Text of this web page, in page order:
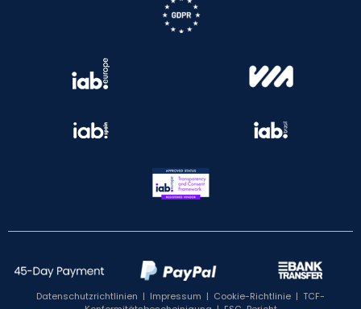
Datenschutzrichtlinien | Impressum | Cookie-Richtlinie | TCF-